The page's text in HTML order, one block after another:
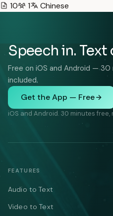
10
1 Chinese
Speech in. Text
Free on iOS and Android —
included.
Get the App — Free
iOS and Android. 30 minutes free,
FEATURES
Audio to Text
Video to Text